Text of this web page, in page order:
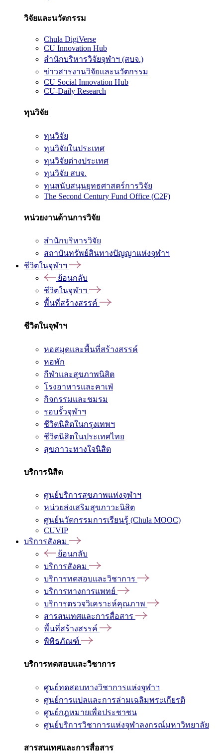
วิจัยและนวัตกรรม
Chula DigiVerse
CU Innovation Hub
สำนักบริหารวิจัยจุฬาฯ (สบจ.)
ข่าวสารงานวิจัยและนวัตกรรม
CU Social Innovation Hub
CU-Daily Research
ทุนวิจัย
ทุนวิจัย
ทุนวิจัยในประเทศ
ทุนวิจัยต่างประเทศ
ทุนวิจัย สบจ.
ทุนสนับสนุนยุทธศาสตร์การวิจัย
The Second Century Fund Office (C2F)
หน่วยงานด้านการวิจัย
สำนักบริหารวิจัย
สถาบันทรัพย์สินทางปัญญาแห่งจุฬาฯ
ชีวิตในจุฬาฯ
ย้อนกลับ
ชีวิตในจุฬาฯ
พื้นที่สร้างสรรค์
ชีวิตในจุฬาฯ
หอสมุดและพื้นที่สร้างสรรค์
หอพัก
กีฬาและสุขภาพนิสิต
โรงอาหารและคาเฟ่
กิจกรรมและชมรม
รอบรั้วจุฬาฯ
ชีวิตนิสิตในกรุงเทพฯ
ชีวิตนิสิตในประเทศไทย
สุขภาวะทางใจนิสิต
บริการนิสิต
ศูนย์บริการสุขภาพแห่งจุฬาฯ
หน่วยส่งเสริมสุขภาวะนิสิต
ศูนย์นวัตกรรมการเรียนรู้ (Chula MOOC)
CUVIP
บริการสังคม
ย้อนกลับ
บริการสังคม
บริการทดสอบและวิชาการ
บริการทางการแพทย์
บริการตรวจวิเคราะห์คุณภาพ
สารสนเทศและการสื่อสาร
พื้นที่สร้างสรรค์
พิพิธภัณฑ์
บริการทดสอบและวิชาการ
ศูนย์ทดสอบทางวิชาการแห่งจุฬาฯ
ศูนย์การแปลและการล่ามเฉลิมพระเกียรติ
ศูนย์กฎหมายเพื่อประชาชน
ศูนย์บริการวิชาการแห่งจุฬาลงกรณ์มหาวิทยาลัย
สารสนเทศและการสื่อสาร